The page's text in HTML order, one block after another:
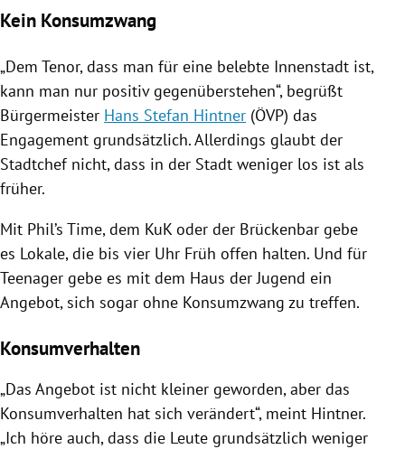
Kein Konsumzwang
„Dem Tenor, dass man für eine belebte Innenstadt ist,
kann man nur positiv gegenüberstehen“, begrüßt
Bürgermeister Hans Stefan Hintner (ÖVP) das
Engagement grundsätzlich. Allerdings glaubt der
Stadtchef nicht, dass in der Stadt weniger los ist als
früher.
Mit Phil’s Time, dem KuK oder der Brückenbar gebe
es Lokale, die bis vier Uhr Früh offen halten. Und für
Teenager gebe es mit dem Haus der Jugend ein
Angebot, sich sogar ohne Konsumzwang zu treffen.
Konsumverhalten
„Das Angebot ist nicht kleiner geworden, aber das
Konsumverhalten hat sich verändert“, meint Hintner.
„Ich höre auch, dass die Leute grundsätzlich weniger